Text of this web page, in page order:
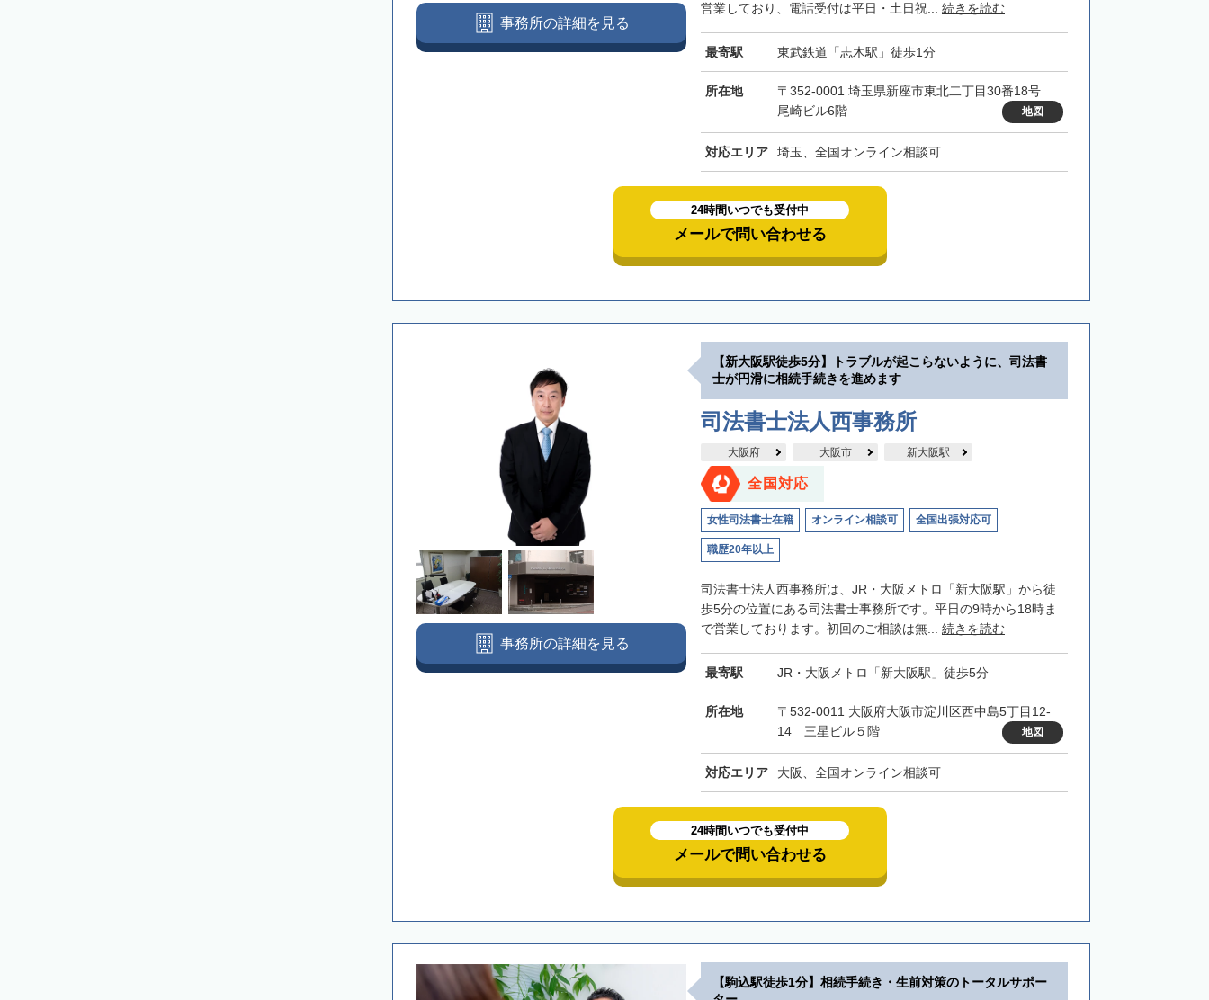
営業しており、電話受付は平日・土日祝... 続きを読む
最寄駅 東武鉄道「志木駅」徒歩1分
所在地
〒352-0001 埼玉県新座市東北二丁目30番18号
尾崎ビル6階
地図
対応エリア 埼玉、全国オンライン相談可
事務所の詳細を見る
24時間いつでも受付中
メールで問い合わせる
【新大阪駅徒歩5分】トラブルが起こらないように、司法書
士が円滑に相続手続きを進めます
司法書士法人西事務所
大阪府 大阪市 新大阪駅
全国対応
女性司法書士在籍 オンライン相談可 全国出張対応可
職歴20年以上
司法書士法人西事務所は、JR・大阪メトロ「新大阪駅」から徒
歩5分の位置にある司法書士事務所です。平日の9時から18時ま
で営業しております。初回のご相談は無... 続きを読む
最寄駅 JR・大阪メトロ「新大阪駅」徒歩5分
所在地
〒532-0011 大阪府大阪市淀川区西中島5丁目12-
14 三星ビル５階
地図
対応エリア 大阪、全国オンライン相談可
事務所の詳細を見る
24時間いつでも受付中
メールで問い合わせる
【駒込駅徒歩1分】相続手続き・生前対策のトータルサポー